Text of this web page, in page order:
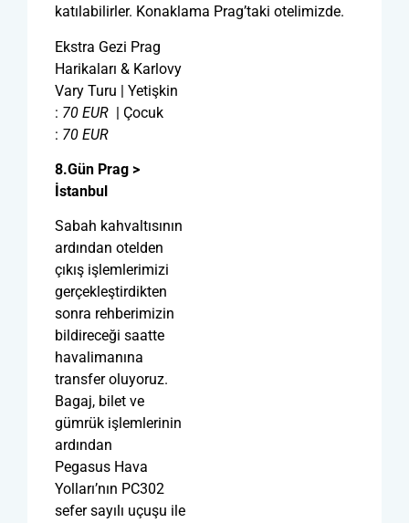
katılabilirler. Konaklama Prag’taki otelimizde.
Ekstra Gezi Prag
Harikaları & Karlovy
Vary Turu | Yetişkin
: 70 EUR | Çocuk
: 70 EUR
8.Gün Prag >
İstanbul
Sabah kahvaltısının
ardından otelden
çıkış işlemlerimizi
gerçekleştirdikten
sonra rehberimizin
bildireceği saatte
havalimanına
transfer oluyoruz.
Bagaj, bilet ve
gümrük işlemlerinin
ardından
Pegasus Hava
Yolları’nın PC302
sefer sayılı uçuşu ile